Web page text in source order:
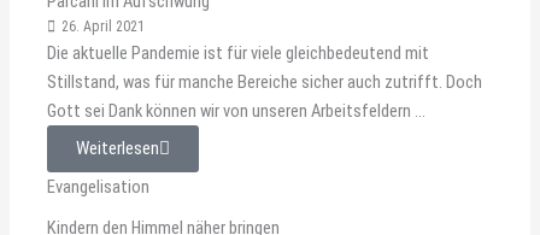
26. April 2021
Die aktuelle Pandemie ist für viele gleichbedeutend mit
Stillstand, was für manche Bereiche sicher auch zutrifft. Doch
Gott sei Dank können wir von unseren Arbeitsfeldern ...
Weiterlesen
Evangelisation
Kindern den Himmel näher bringen